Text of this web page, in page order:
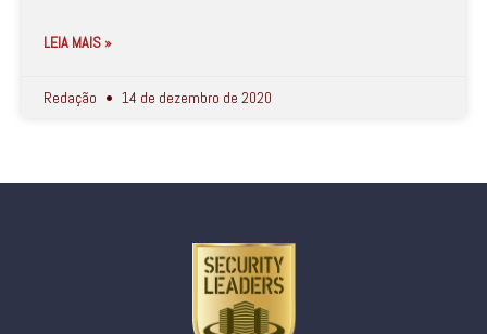
LEIA MAIS »
Redação 14 de dezembro de 2020